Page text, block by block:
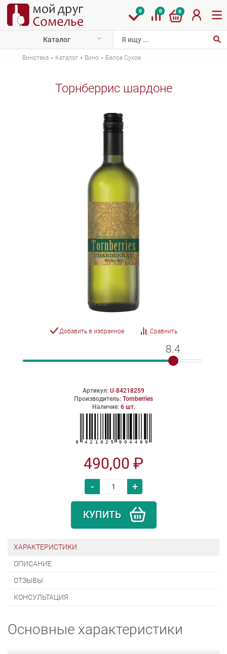
0 0 0
Каталог
Винотека · Каталог · Вино · Белое Сухое
Торнберрис шардоне
Добавить в избранное Сравнить
8.4
8.4
Артикул: U-84218259
Производитель: Tornberries
Наличие: 6 шт.
490,00 ₽
- +
КУПИТЬ
ХАРАКТЕРИСТИКИ
ОПИСАНИЕ
ОТЗЫВЫ
КОНСУЛЬТАЦИЯ
Основные характеристики